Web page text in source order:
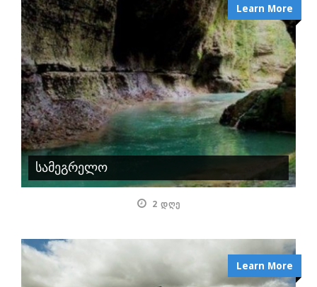
Learn More
სამეგრელო
2 ᲓᲦᲔ
Learn More